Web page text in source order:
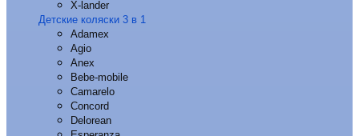
X-lander
Детские коляски 3 в 1
Adamex
Agio
Anex
Bebe-mobile
Camarelo
Concord
Delorean